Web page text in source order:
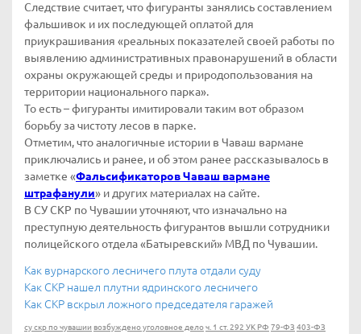
Следствие считает, что фигуранты занялись составлением
фальшивок и их последующей оплатой для
приукрашивания «реальных показателей своей работы по
выявлению административных правонарушений в области
охраны окружающей среды и природопользования на
территории национального парка».
То есть – фигуранты имитировали таким вот образом
борьбу за чистоту лесов в парке.
Отметим, что аналогичные истории в Чаваш вармане
приключались и ранее, и об этом ранее рассказывалось в
заметке «Фальсификаторов Чаваш вармане
штрафанули» и других материалах на сайте.
В СУ СКР по Чувашии уточняют, что изначально на
преступную деятельность фигурантов вышли сотрудники
полицейского отдела «Батыревский» МВД по Чувашии.
Как вурнарского лесничего плута отдали суду
Как СКР нашел плутни ядринского лесничего
Как СКР вскрыл ложного председателя гаражей
су скр по чувашии возбуждено уголовное делоч. 1 ст. 292 УК РФ 79-ФЗ 403-ФЗ